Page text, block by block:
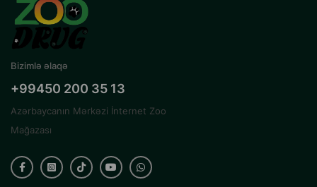
Bizimlə əlaqə
+99450 200 35 13
Azərbaycanın Mərkəzi İnternet Zoo
Mağazası